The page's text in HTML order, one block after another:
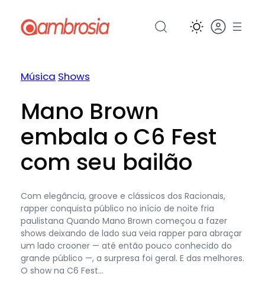
para
Música Shows
Mano Brown
embala o C6 Fest
com seu bailão
Com elegância, groove e clássicos dos Racionais,
rapper conquista público no início de noite fria
paulistana Quando Mano Brown começou a fazer
shows deixando de lado sua veia rapper para abraçar
um lado crooner — até então pouco conhecido do
grande público —, a surpresa foi geral. E das melhores.
O show na C6 Fest…